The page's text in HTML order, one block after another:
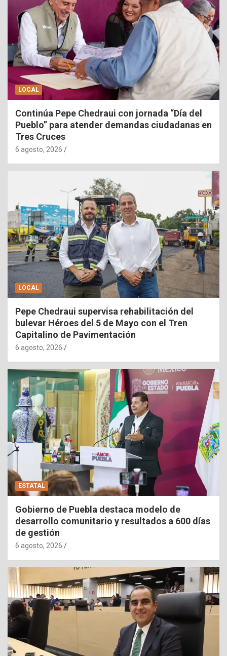
LOCAL
Continúa Pepe Chedraui con jornada “Día del
Pueblo” para atender demandas ciudadanas en
Tres Cruces
6 agosto, 2026
LOCAL
Pepe Chedraui supervisa rehabilitación del
bulevar Héroes del 5 de Mayo con el Tren
Capitalino de Pavimentación
6 agosto, 2026
ESTATAL
Gobierno de Puebla destaca modelo de
desarrollo comunitario y resultados a 600 días
de gestión
6 agosto, 2026